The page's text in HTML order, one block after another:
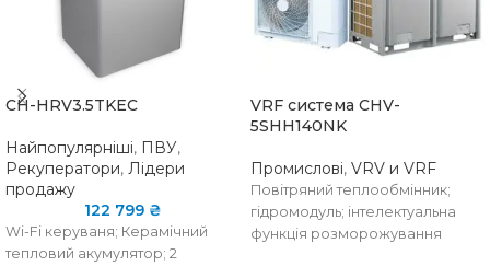
CH-HRV3.5TKEC
Найпопулярніші, ПВУ,
Рекуператори, Лідери
продажу
122 799 ₴
Wi-Fi керуваня; Керамічний
тепловий акумулятор; 2
VRF система CHV-
5SHH140NK
Промислові, VRV и VRF
Повітряний теплообмінник;
гідромодуль; інтелектуальна
функція розморожування